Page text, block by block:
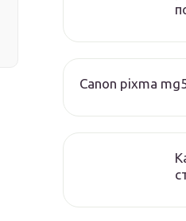
Canon pixma